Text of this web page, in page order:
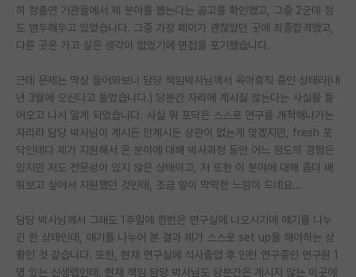
학부 인턴 게시판
취업 게시판
임용 후기 게시판
PI 전용 게시판
인문사회 계열 게시판
특수/전문대학원 게시판
장학금/장학생 게시판
학술 정보 게시판
히 정출연 기관들에서 제 분야를 뽑는다는 공고를 확인했고, 그중 2군데 정
도 염두해두고 있었습니다. 그중 가장 페이가 괜찮았던 곳에 최종합격했고,
다른 곳은 가고 싶은 생각이 없었기에 면접을 포기했습니다.
근데 문제는 막상 들어와보니 담당 책임박사님께서 육아휴직 중인 상태라(내
년 3월에 오신다고 들었습니다.) 당분간 자리에 계시질 않는다는 사실을 들
어오고 나서 알게 되었습니다. 사실 뭐 포닥은 스스로 연구를 개척해나가는
자리라 담당 박사님이 계시든 안계시든 상관이 없는게 맞겠지만, fresh 포
닥인데다 제가 지원해서 온 분야에 대해 박사과정 동안 어느 정도의 경험은
있지만 저도 전문성이 있지 않은 상태이고, 저 또한 이 분야에 대해 좀더 배
워보고 싶어서 지원했던 것인데, 조금 앞이 막막한 느낌이 드네요...
담당 박사님께서 그래도 1주일에 한번은 연구실에 나오시기에 얘기를 나누
긴 한 상태인데, 얘기를 나누어 본 결과 제가 스스로 set up을 해야하는 상
황인 것 같습니다. 또한, 현재 연구실에 석사졸업 후 인턴 연구중인 연구원 1
명 있는 신생랩인데, 현재 책임 담당 박사님도 당분간은 계시지 않는 이곳에